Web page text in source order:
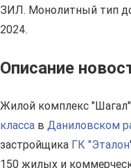
ЗИЛ. Монолитный тип
2024.
Описание
Жилой комплекс
класса в Даниловском
застройщика ГК "Эталон
150 жилых и